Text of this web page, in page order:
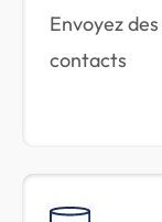
Envoyez
contacts